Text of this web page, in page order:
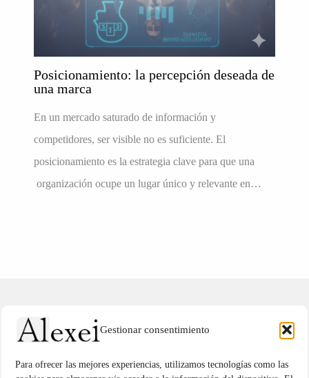
Gestionar consentimiento
Para ofrecer las mejores experiencias, utilizamos tecnologías como las
Posicionamiento: la percepción deseada de
una marca
En un mercado saturado de información y
competidores, ser visible no es suficiente. El
posicionamiento es la estrategia clave para que una
organización ocupe un lugar único y relevante en…